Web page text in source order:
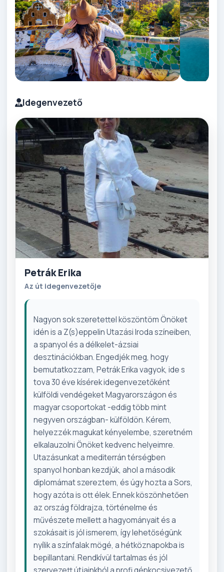
Idegenvezető
Petrák Erika
Az út idegenvezetője
Nagyon sok szeretettel köszöntöm Önöket
idén is a Z(s)eppelin Utazási Iroda színeiben,
a spanyol és a délkelet-ázsiai
desztinációkban. Engedjék meg, hogy
bemutatkozzam, Petrák Erika vagyok, ide s
tova 30 éve kísérek idegenvezetőként
külföldi vendégeket Magyarországon és
magyar csoportokat -eddig több mint
negyven országban- külföldön. Kérem,
helyezzék magukat kényelembe, szeretném
elkalauzolni Önöket kedvenc helyeimre.
Utazásunkat a mediterrán térségben
spanyol honban kezdjük, ahol a második
diplomámat szereztem, és úgy hozta a Sors,
hogy azóta is ott élek. Ennek köszönhetően
az ország földrajza, történelme és
művészete mellett a hagyományait és a
szokásait is jól ismerem, így lehetőségünk
nyílik a színfalak mögé, a hétköznapokba is
bepillantani. Rendkívül tartalmas és jól